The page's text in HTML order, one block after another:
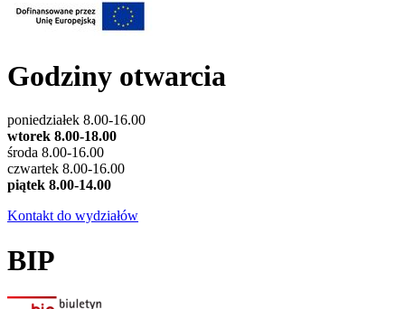
Godziny otwarcia
poniedziałek 8.00-16.00
wtorek 8.00-18.00
środa 8.00-16.00
czwartek 8.00-16.00
piątek 8.00-14.00
Kontakt do wydziałów
BIP